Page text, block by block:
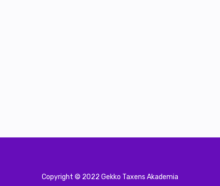
Copyright © 2022 Gekko Taxens Akademia